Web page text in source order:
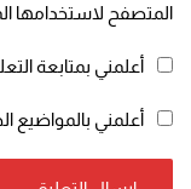
المتصفح لاستخدامها
أعلمني بمتابعة
أعلمني بالمواضيع